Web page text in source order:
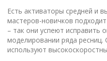
Есть активаторы средней и
мастеров-новичков
– так они успеют исправить
моделировании ряда
используют